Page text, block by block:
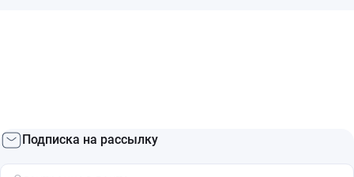
Подписка на рассылку